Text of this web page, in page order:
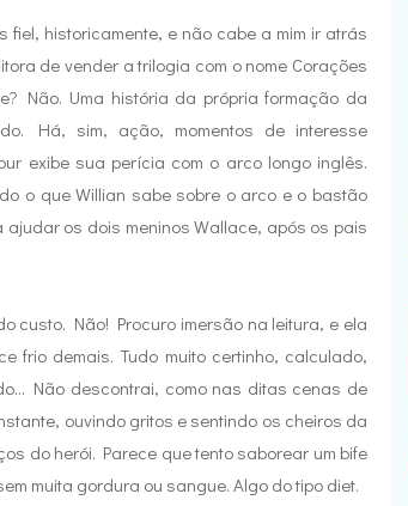
fiel, historicamente, e não cabe a mim ir atrás
de vender a trilogia com o nome Corações
Não. Uma história da própria formação da
Há, sim, ação, momentos de interesse
exibe sua perícia com o arco longo inglês.
o que Willian sabe sobre o arco e o bastão
os dois meninos Wallace, após os pais
custo. Não! Procuro imersão na leitura, e ela
frio demais. Tudo muito certinho, calculado,
Não descontrai, como nas ditas cenas de
ouvindo gritos e sentindo os cheiros da
do herói. Parece que tento saborear um bife
muita gordura ou sangue. Algo do tipo diet.